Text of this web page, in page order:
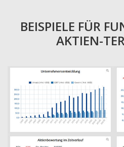
BEISPIELE FÜR
AKTIEN-